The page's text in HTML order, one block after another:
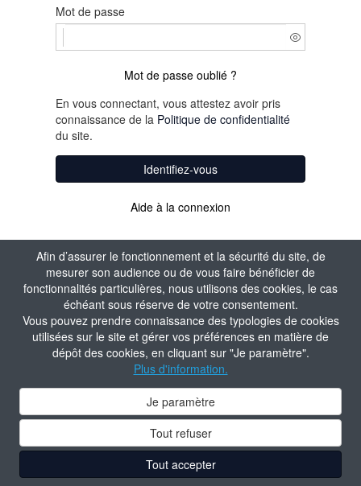
Afin d’assurer le fonctionnement et la sécurité du site, de
mesurer son audience ou de vous faire bénéficier de
fonctionnalités particulières, nous utilisons des cookies, le cas
échéant sous réserve de votre consentement.
Vous pouvez prendre connaissance des typologies de cookies
utilisées sur le site et gérer vos préférences en matière de
dépôt des cookies, en cliquant sur "Je paramètre".
Plus d'information.
Je paramètre
Tout refuser
Tout accepter
Mot de passe
Mot de passe oublié ?
En vous connectant, vous attestez avoir pris
connaissance de la Politique de confidentialité
du site.
Identifiez-vous
Aide à la connexion